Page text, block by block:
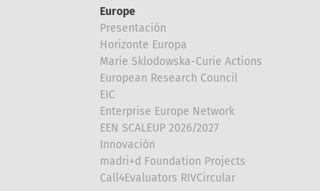
Europe
Presentación
Horizonte Europa
Marie Sklodowska-Curie Actions
European Research Council
EIC
Enterprise Europe Network
EEN SCALEUP 2026/2027
Innovación
madri+d Foundation Projects
Call4Evaluators RIVCircular